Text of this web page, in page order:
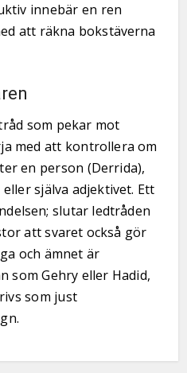
innebär en ren
att räkna bokstäverna
som pekar mot
med att kontrollera om
en person (Derrida),
själva adjektivet. Ett
slutar ledtråden
att svaret också gör
och ämnet är
som Gehry eller Hadid,
som just